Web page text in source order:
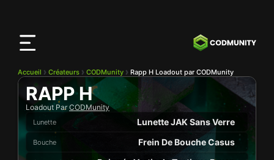
Accueil Créateurs CODMunity Rapp H Loadout par CODMunity
RAPP H
Loadout Par CODMunity
Lunette Lunette JAK Sans Verre
Bouche Frein De Bouche Casus